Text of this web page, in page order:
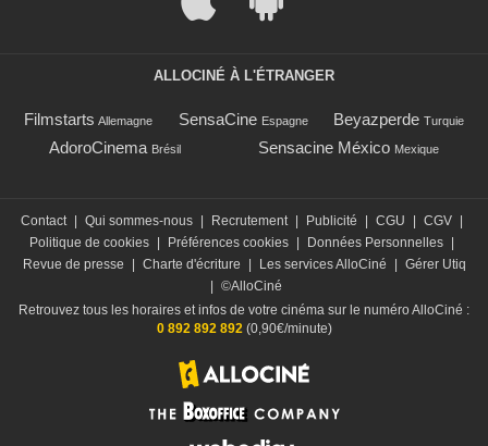
ALLOCINÉ À L'ÉTRANGER
Filmstarts Allemagne SensaCine Espagne Beyazperde Turquie
AdoroCinema Brésil Sensacine México Mexique
Contact Qui sommes-nous Recrutement Publicité CGU CGV
Politique de cookies
Préférences cookies Données Personnelles
Revue de presse
Charte d'écriture Les services AlloCiné
Gérer Utiq
©AlloCiné
Retrouvez tous les horaires et infos de votre cinéma sur le numéro AlloCiné :
0 892 892 892(0,90€/minute)